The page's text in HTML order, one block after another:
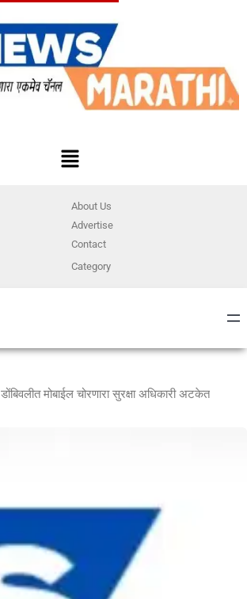
About Us
Advertise
Contact
Category
डोंबिवलीत मोबाईल चोरणारा सुरक्षा अधिकारी अटकेत